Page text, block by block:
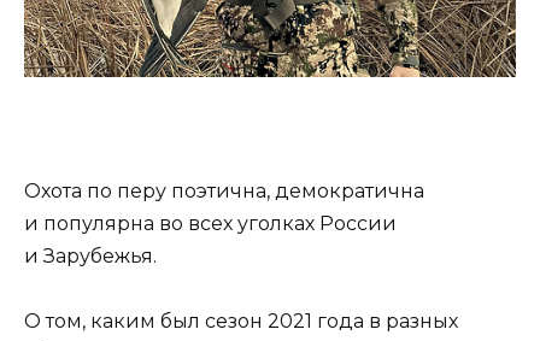
Охота по перу поэтична, демократична
и популярна во всех уголках России
и Зарубежья.
О том, каким был сезон 2021 года в разных